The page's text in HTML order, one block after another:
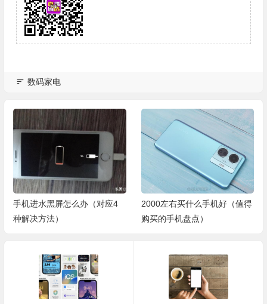
数码家电
手机进水黑屏怎么办（对应4
种解决方法）
2000左右买什么手机好（值得
购买的手机盘点）